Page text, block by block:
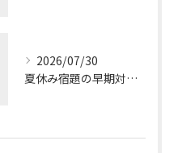
2026/07/30
夏休み宿題の早期対策ポイント